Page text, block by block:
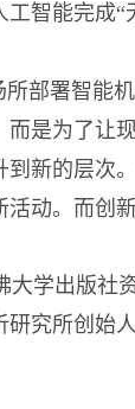
智能完成
部署智能
是为了让
新的层次
动。而创
学出版社
研究所创始